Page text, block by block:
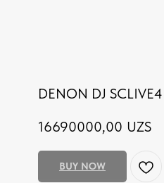
DENON DJ SCLIVE4
16690000,00 UZS
BUY NOW